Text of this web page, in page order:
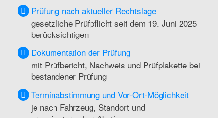
Prüfung nach aktueller Rechtslage
gesetzliche Prüfpflicht seit dem 19. Juni 2025
berücksichtigen
Dokumentation der Prüfung
mit Prüfbericht, Nachweis und Prüfplakette bei
bestandener Prüfung
Terminabstimmung und Vor-Ort-Möglichkeit
je nach Fahrzeug, Standort und